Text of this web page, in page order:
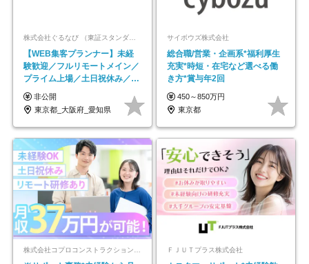
株式会社ぐるなび （東証スタンダード上場）
【WEB集客プランナー】未経
験歓迎／フルリモートメイン／
プライム上場／土日祝休み／東
京・大阪・名古屋
非公開
東京都_大阪府_愛知県
サイボウズ株式会社
総合職/営業・企画系*福利厚生
充実*時短・在宅など選べる働
き方*賞与年2回
450～850万円
東京都
株式会社コプロコンストラクション【東証プライム上場コプロ・ホールディングス子会社】 ＦＪＵＴプラス株式会社